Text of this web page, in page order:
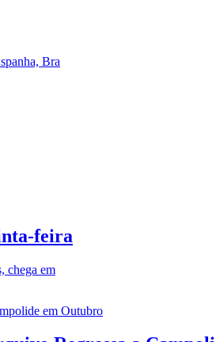
Bra
feira
chega em